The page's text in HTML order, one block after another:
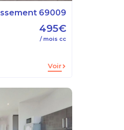
69009
495€
/ mois cc
Voir